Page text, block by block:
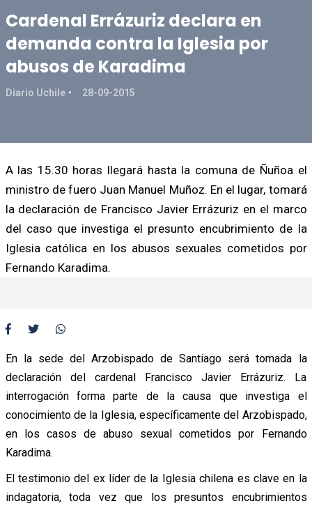
Cardenal Errázuriz declara en
demanda contra la Iglesia por
abusos de Karadima
Diario Uchile 28-09-2015
A las 15.30 horas llegará hasta la comuna de Ñuñoa el
ministro de fuero Juan Manuel Muñoz. En el lugar, tomará
la declaración de Francisco Javier Errázuriz en el marco
del caso que investiga el presunto encubrimiento de la
Iglesia católica en los abusos sexuales cometidos por
Fernando Karadima.
En la sede del Arzobispado de Santiago será tomada la
declaración del cardenal Francisco Javier Errázuriz. La
interrogación forma parte de la causa que investiga el
conocimiento de la Iglesia, específicamente del Arzobispado,
en los casos de abuso sexual cometidos por Fernando
Karadima.
El testimonio del ex líder de la Iglesia chilena es clave en la
indagatoria, toda vez que los presuntos encubrimientos